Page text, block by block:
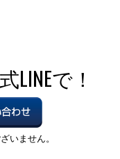
で！
いません。